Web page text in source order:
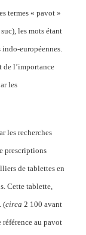
termes « pavot »
les mots étant
indo-européennes.
de l’importance
les
les recherches
prescriptions
de tablettes en
Cette tablette,
(circa 2 100 avant
référence au pavot